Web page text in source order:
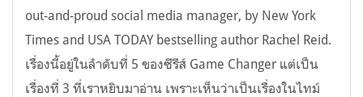
out-and-proud social media manager, by New York
Times and USA TODAY bestselling author Rachel Reid.
เรื่องนี้อยู่ในลำดับที่ 5 ของซีรีส์ Game Changer แต่เป็น
เรื่องที่ 3 ที่เราหยิบมาอ่าน เพราะเห็นว่าเป็นเรื่องในไทม์